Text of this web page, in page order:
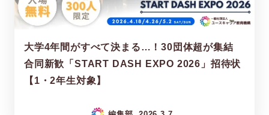
大学4年間がすべて決まる…！30団体超が集結
合同新歓「START DASH EXPO 2026」招待状
【1・2年生対象】